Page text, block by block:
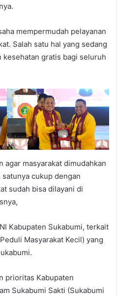
mempermudah pelayanan
Salah satu hal yang sedang
kesehatan gratis bagi seluruh
agar masyarakat dimudahkan
cukup dengan
sudah bisa dilayani di
Kabupaten Sukabumi, terkait
Masyarakat Kecil) yang
prioritas Kabupaten
Sukabumi Sakti (Sukabumi